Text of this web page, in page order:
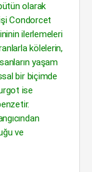
olarak
Condorcet
ilerlemeleri
kölelerin,
yaşam
bir biçimde
ise
ve